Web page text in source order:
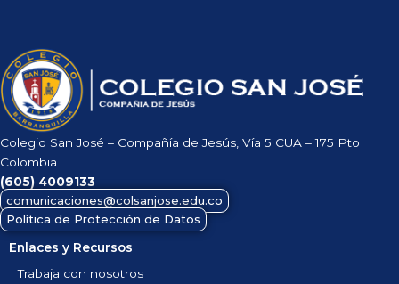
Colegio San José – Compañía de Jesús, Vía 5 CUA – 175 Pto
Colombia
(605) 4009133
comunicaciones@colsanjose.edu.co
Política de Protección de Datos
Enlaces y Recursos
Trabaja con nosotros